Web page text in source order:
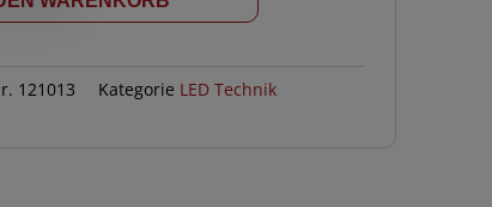
121013 Kategorie LED Technik